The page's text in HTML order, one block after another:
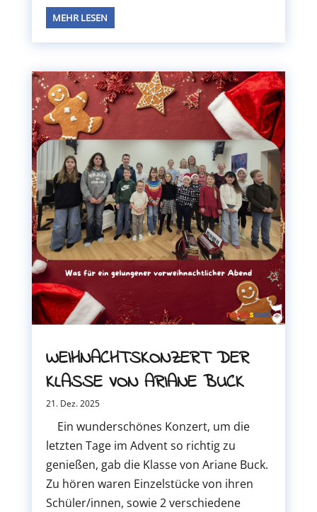
MEHR LESEN
WEIHNACHTSKONZERT DER
KLASSE VON ARIANE BUCK
21. Dez. 2025
Ein wunderschönes Konzert, um die
letzten Tage im Advent so richtig zu
genießen, gab die Klasse von Ariane Buck.
Zu hören waren Einzelstücke von ihren
Schüler/innen, sowie 2 verschiedene